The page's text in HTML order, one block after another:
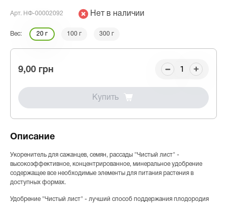
Арт. НФ-00002092 Нет в наличии
Вес: 20 г 100 г 300 г
9,00 грн
Купить
Описание
Укоренитель для сажанцев, семян, рассады "Чистый лист" -
высокоэффективное, концентрированное, минеральное удобрение
содержащее все необходимые элементы для питания растения в
доступных формах.
Удобрение "Чистый лист" - лучший способ поддержания плодородия